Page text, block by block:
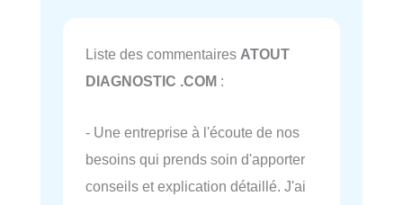
Liste des commentaires ATOUT
DIAGNOSTIC .COM :
- Une entreprise à l'écoute de nos
besoins qui prends soin d'apporter
conseils et explication détaillé. J'ai